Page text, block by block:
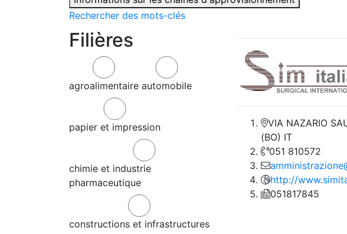
Rechercher des mots-clés
Filières
agroalimentaire automobile
papier et impression
chimie et industrie
pharmaceutique
constructions et infrastructures
VIA NAZARIO
(BO) IT
051 810572
http://
051817845